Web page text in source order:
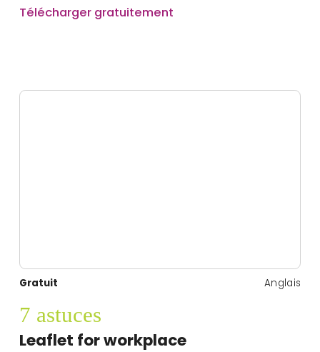
Télécharger gratuitement
Gratuit Anglais
7 astuces
Leaflet for workplace